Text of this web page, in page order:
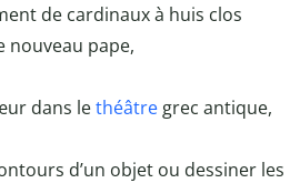
de cardinaux à huis clos
nouveau pape,
dans lethéâtre grec antique,
d’un objet ou dessiner les